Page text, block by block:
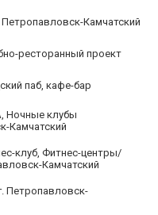
Камчатский
ресторанный проект
паб, кафе-бар
Ночные клубы
Камчатский
клуб, Фитнес-центры/
Камчатский
Петропавловск-